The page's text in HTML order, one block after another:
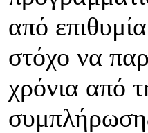
από
στόχο να
χρόνια από